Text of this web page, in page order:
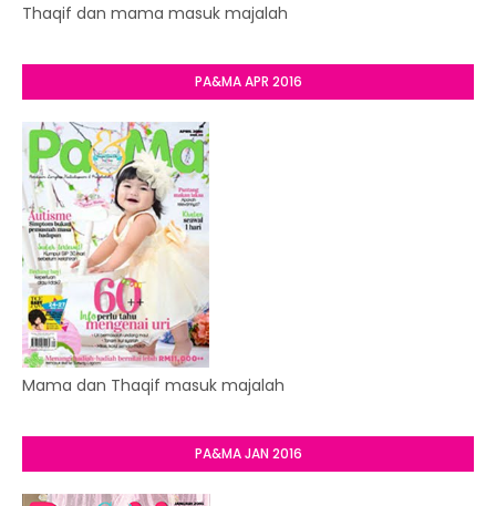
Thaqif dan mama masuk majalah
PA&MA APR 2016
Mama dan Thaqif masuk majalah
PA&MA JAN 2016